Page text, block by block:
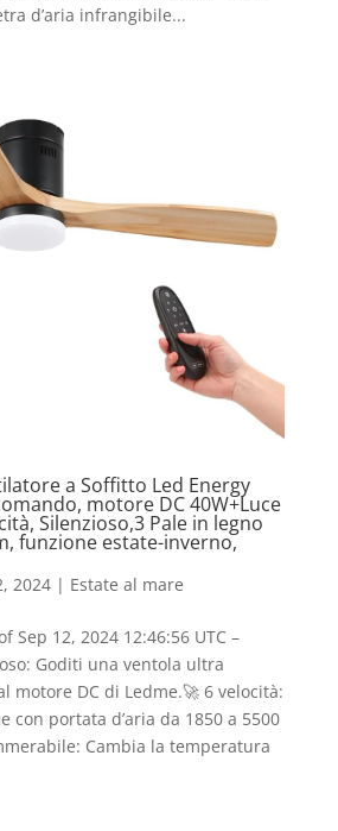
d’aria infrangibile...
a Soffitto Led Energy
motore DC 40W+Luce
Silenzioso,3 Pale in legno
funzione estate-inverno,
2024| Estate al mare
Sep 12, 2024 12:46:56 UTC –
Goditi una ventola ultra
motore DC di Ledme.🚀 6 velocità:
con portata d’aria da 1850 a 5500
Cambia la temperatura